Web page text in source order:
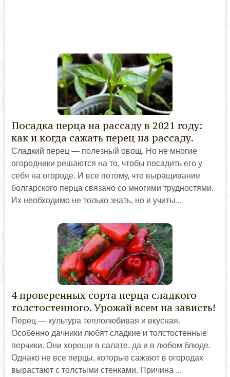
Посадка перца на рассаду в 2021 году:
как и когда сажать перец на рассаду.
Сладкий перец — полезный овощ. Но не многие
огородники решаются на то, чтобы посадить его у
себя на огороде. И все потому, что выращивание
болгарского перца связано со многими трудностями.
Их необходимо не только знать, но и учиты...
4 проверенных сорта перца сладкого
толстостенного. Урожай всем на зависть!
Перец — культура теплолюбивая и вкусная.
Особенно дачники любят сладкие и толстостенные
перчики. Они хороши в салате, да и в любом блюде.
Однако не все перцы, которые сажают в огородах
вырастают с толстыми стенками. Причина ...